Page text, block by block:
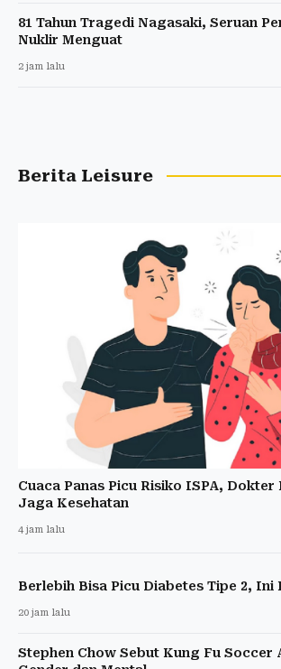
81 Tahun Tragedi Nagasaki, Seruan
Nuklir Menguat
2 jam lalu
Berita Leisure
Cuaca Panas Picu Risiko ISPA,
Jaga Kesehatan
4 jam lalu
Berlebih Bisa Picu Diabetes Tipe 2, Ini
20 jam lalu
Stephen Chow Sebut Kung Fu Soccer